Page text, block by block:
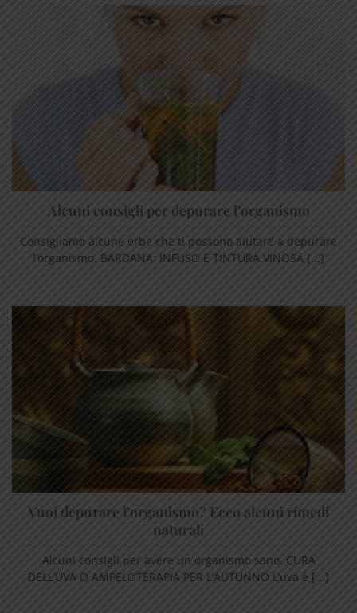
Alcuni consigli per depurare l’organismo
Consigliamo alcune erbe che ti possono aiutare a depurare
l’organismo. BARDANA: INFUSO E TINTURA VINOSA [...]
Vuoi depurare l’organismo? Ecco alcuni rimedi
naturali
Alcuni consigli per avere un organismo sano. CURA
DELL’UVA O AMPELOTERAPIA PER L’AUTUNNO L’uva è [...]